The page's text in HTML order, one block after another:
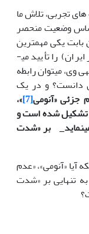
تجربی، تلاش ما
وضعیت منحصر
بابت یکی مهمترین
را تأیید می­
وی، می­توان رابطه
دانست؟ و در یک
جزئی «آنومی[7] »،
تشکیل شده است و
_بر «شدت
«آنومی»، «عدم
تنهایی بر «شدت